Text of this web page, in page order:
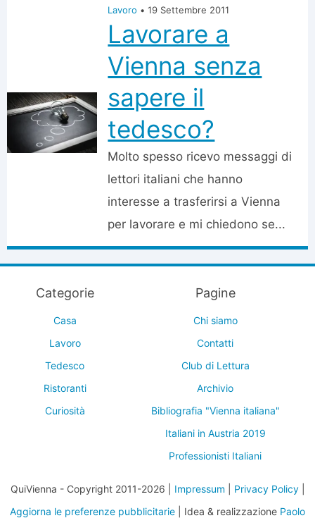
Lavoro • 19 Settembre 2011
Lavorare a
Vienna senza
sapere il
tedesco?
Molto spesso ricevo messaggi di
lettori italiani che hanno
interesse a trasferirsi a Vienna
per lavorare e mi chiedono se...
Categorie
Casa
Lavoro
Tedesco
Ristoranti
Curiosità
Pagine
Chi siamo
Contatti
Club di Lettura
Archivio
Bibliografia "Vienna italiana"
Italiani in Austria 2019
Professionisti Italiani
QuiVienna - Copyright 2011-2026 | Impressum Privacy Policy|
Aggiorna le preferenze pubblicitarie | Idea & realizzazione Paolo